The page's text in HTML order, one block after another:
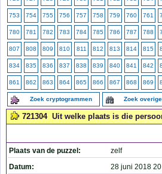
753 754 755 756 757 758 759 760 761
780 781 782 783 784 785 786 787 788
807 808 809 810 811 812 813 814 815
834 835 836 837 838 839 840 841 842
861 862 863 864 865 866 867 868 869
Zoek cryptogrammen Zoek
721304 Uit welke plaats is die
Plaats van de puzzel:
zelf
Datum:
28 juni 2018